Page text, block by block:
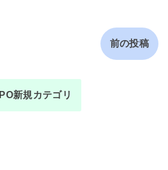
前の投稿
IPO新規カテゴリ